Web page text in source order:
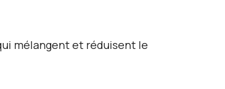
mélangent et réduisent le